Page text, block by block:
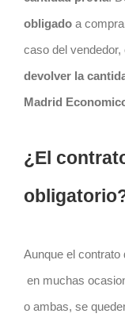
obligadoa
caso del vendedor,
devolver la
Madrid
¿El
Aunque el contrato
en muchas
o ambas, se